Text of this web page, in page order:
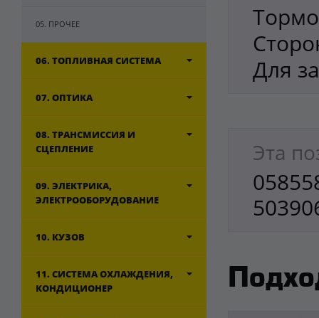
05. ПРОЧЕЕ
06. ТОПЛИВНАЯ СИСТЕМА
07. ОПТИКА
08. ТРАНСМИССИЯ И
СЦЕПЛЕНИЕ
09. ЭЛЕКТРИКА,
ЭЛЕКТРООБОРУДОВАНИЕ
10. КУЗОВ
11. СИСТЕМА ОХЛАЖДЕНИЯ,
КОНДИЦИОНЕР
Для
Эта